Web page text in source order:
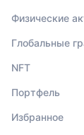
Физические
Глобальные
NFT
Портфель
Избранное